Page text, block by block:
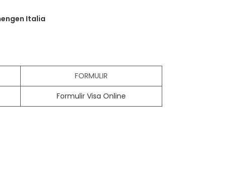
Italia
FORMULIR
Formulir Visa Online